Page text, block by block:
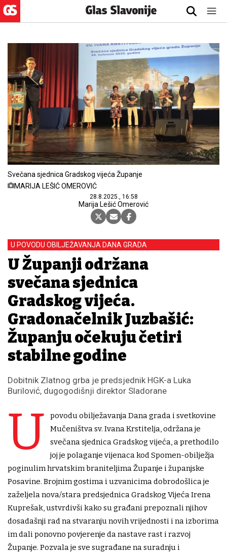
Svečana sjednica Gradskog vijeća Županje
MARIJA LEŠIĆ OMEROVIĆ
28.8.2025., 16:58
Marija Lešić Omerović
U POVODU OBILJEŽAVANJA DANA GRADA
U Županji održana
svečana sjednica
Gradskog vijeća.
Gradonačelnik Juzbašić:
Županju očekuju četiri
stabilne godine
Dobitnik Zlatnog grba je predsjednik HGK-a Luka
Burilović, dugogodišnji direktor Sladorane
U
povodu obilježavanja Dana grada i svetkovine
Mučeništva sv. Ivana Krstitelja, održana je
svečana sjednica Gradskog vijeća, a prethodilo
joj je polaganje vijenaca kod Spomen-obilježja
poginulim hrvatskim braniteljima Županje i županjske
Posavine. Brojnim gostima i uzvanicima dobrodošlica je
zaželjela nova/stara predsjednica Gradskog Vijeća Irena
Kuprešak, ustvrdivši kako su građani prepoznali njihov
dosadašnji rad na stvaranju novih vrijednosti i na izborima
im dali ponovno povjerenje da nastave rast i razvoj
Županje. Pozvala je sve sugrađane na suradnju i